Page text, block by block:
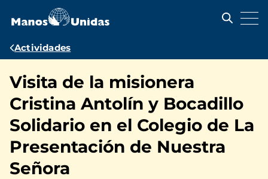
contenido
Ruta
navegación
Actividades
Visita de la misionera
Cristina Antolín y Bocadillo
Solidario en el Colegio de La
Presentación de Nuestra
Señora